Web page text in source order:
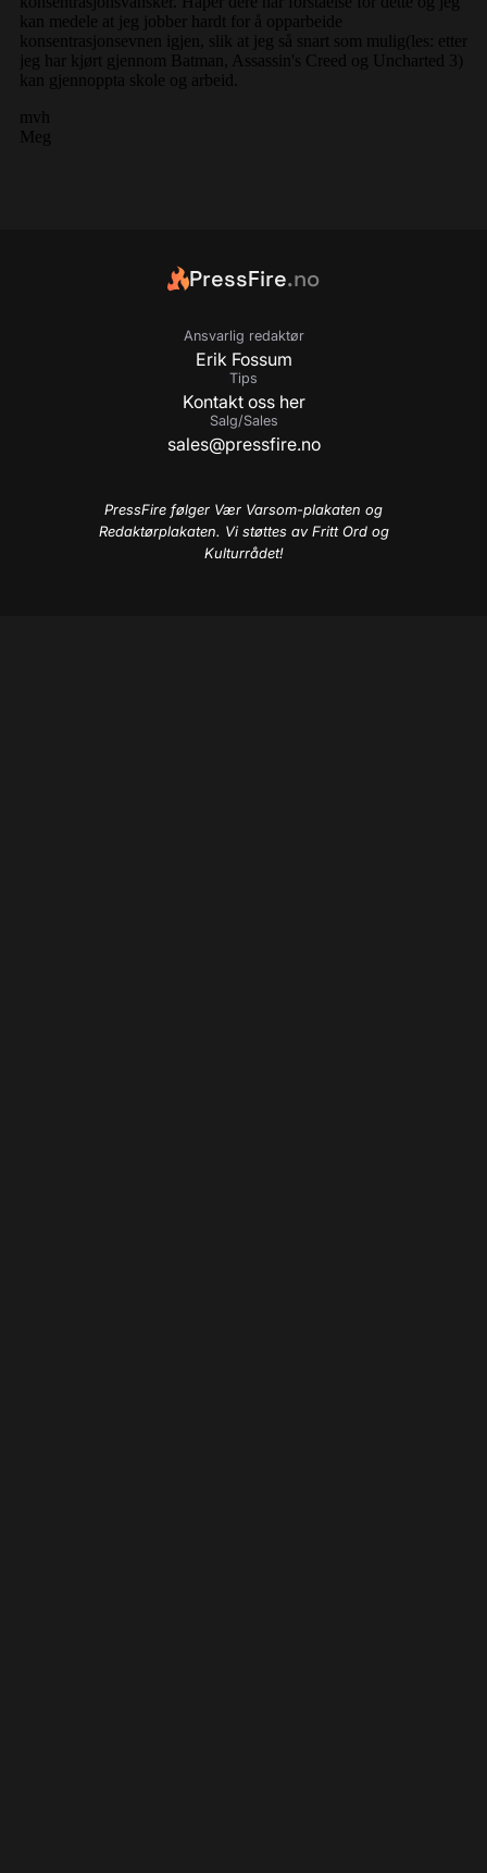
PressFire.no
Ansvarlig redaktør
Erik Fossum
Tips
Kontakt oss her
Salg/Sales
sales@pressfire.no
PressFire følger Vær Varsom-plakaten og
Redaktørplakaten. Vi støttes av Fritt Ord og
Kulturrådet!